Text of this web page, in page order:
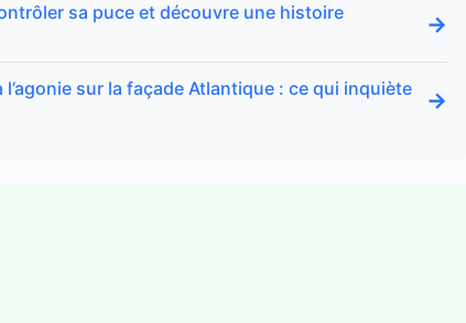
sa puce et découvre une histoire
→
sur la façade Atlantique : ce qui inquiète
→